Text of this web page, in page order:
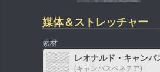
媒体＆ストレッチャー
素材
レオナルド・キャンバ
(キャンバスベネチア)